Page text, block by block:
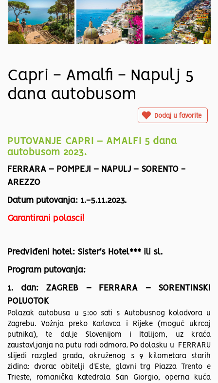
Capri - Amalfi - Napulj 5
dana autobusom
Dodaj u favorite
PUTOVANJE CAPRI – AMALFI 5 dana
autobusom 2023.
FERRARA – POMPEJI – NAPULJ – SORENTO -
AREZZO
Datum putovanja: 1.-5.11.2023.
Garantirani polasci!
Predviđeni hotel: Sister's Hotel*** ili sl.
Program putovanja:
1. dan: ZAGREB – FERRARA – SORENTINSKI
POLUOTOK
Polazak autobusa u 5:00 sati s Autobusnog kolodvora u
Zagrebu. Vožnja preko Karlovca i Rijeke (moguć ukrcaj
putnika), te dalje Slovenijom i Italijom, uz kraća
zaustavljanja na putu radi odmora. Po dolasku u FERRARU
slijedi razgled grada, okruženog s 9 kilometara starih
zidina: dvorac obitelji d'Este, glavni trg Piazza Trento e
Trieste, romanička katedrala San Giorgio, operna kuća